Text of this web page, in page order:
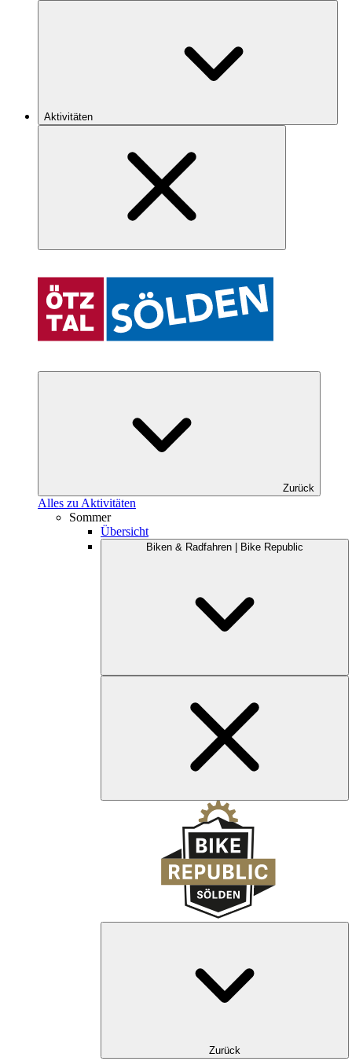
Aktivitäten
Zurück
Alles zu Aktivitäten
Sommer
Übersicht
Biken & Radfahren | Bike Republic
Zurück